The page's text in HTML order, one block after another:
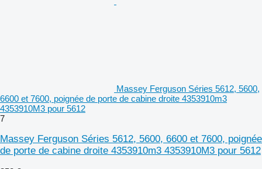
Massey Ferguson Séries 5612, 5600,
6600 et 7600, poignée de porte de cabine droite 4353910m3
4353910M3 pour 5612
7
Massey Ferguson Séries 5612, 5600, 6600 et 7600, poignée
de porte de cabine droite 4353910m3 4353910M3 pour 5612